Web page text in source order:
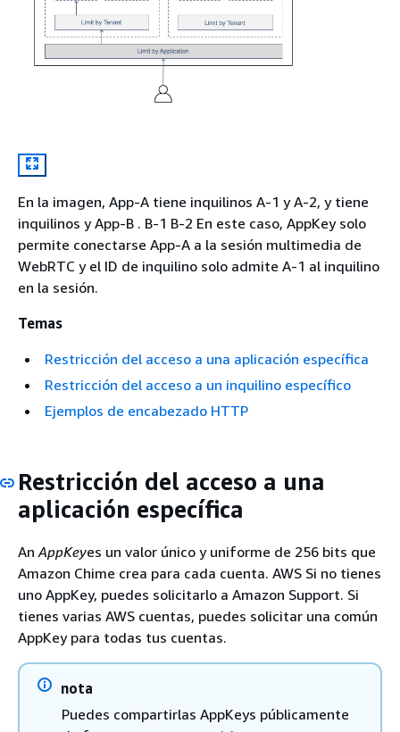
En la imagen, App-A tiene inquilinos A-1 y A-2, y tiene
inquilinos y App-B . B-1 B-2 En este caso, AppKey solo
permite conectarse App-A a la sesión multimedia de
WebRTC y el ID de inquilino solo admite A-1 al inquilino
en la sesión.
Temas
Restricción del acceso a una aplicación específica
Restricción del acceso a un inquilino específico
Ejemplos de encabezado HTTP
Restricción del acceso a una
aplicación específica
An AppKeyes un valor único y uniforme de 256 bits que
Amazon Chime crea para cada cuenta. AWS Si no tienes
uno AppKey, puedes solicitarlo a Amazon Support. Si
tienes varias AWS cuentas, puedes solicitar una común
AppKey para todas tus cuentas.
nota
Puedes compartirlas AppKeys públicamente